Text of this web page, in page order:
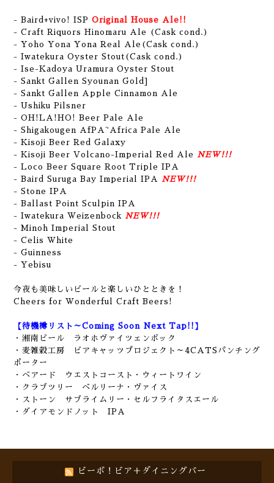
- Baird+vivo! ISP Original House Ale!!
- Craft Riquors Hinomaru Ale (Cask cond.)
- Yoho Yona Yona Real Ale(Cask cond.)
- Iwatekura Oyster Stout(Cask cond.)
- Ise-Kadoya Uramura Oyster Stout
- Sankt Gallen Syounan Gold]
- Sankt Gallen Apple Cinnamon Ale
- Ushiku Pilsner
- OH!LA!HO! Beer Pale Ale
- Shigakougen AfPA~Africa Pale Ale
- Kisoji Beer Red Galaxy
- Kisoji Beer Volcano-Imperial Red Ale
NEW!!!
- Loco Beer Square Root Triple IPA
- Baird Suruga Bay Imperial IPA
NEW!!!
- Stone IPA
- Ballast Point Sculpin IPA
- Iwatekura Weizenbock NEW!!!
- Minoh Imperial Stout
- Celis White
- Guinness
- Yebisu
今夜も美味しいビールと楽しいひとときを！
Cheers for Wonderful Craft Beers!
【待機樽リスト～Coming Soon Next Tap!!】
・湘南ビール ラオホヴァイツェンボック
・麦雑穀工房 ビアキャッツプロジェクト～4CATSパンチング
ポーター
・ベアード ウエストコースト・ウィートワイン
・クラブツリー ベルリーナ・ヴァイス
・ストーン サブライムリー・セルフライタスエール
・ダイアモンドノット IPA
ビーボ！ビア＋ダイニングバー